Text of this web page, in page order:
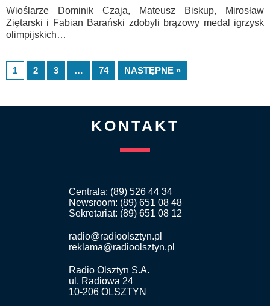
Wioślarze Dominik Czaja, Mateusz Biskup, Mirosław
Ziętarski i Fabian Barański zdobyli brązowy medal igrzysk
olimpijskich…
1 2 3 … 74 NASTĘPNE »
KONTAKT
Centrala: (89) 526 44 34
Newsroom: (89) 651 08 48
Sekretariat: (89) 651 08 12
radio@radioolsztyn.pl
reklama@radioolsztyn.pl
Radio Olsztyn S.A.
ul. Radiowa 24
10-206 OLSZTYN